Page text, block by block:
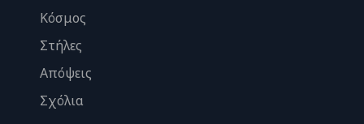
Κόσμος
Στήλες
Απόψεις
Σχόλια